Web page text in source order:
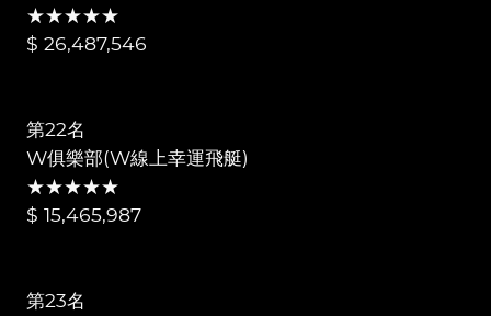
★★★★★
$ 26,487,546
第22名
W俱樂部(W線上幸運飛艇)
★★★★★
$ 15,465,987
第23名